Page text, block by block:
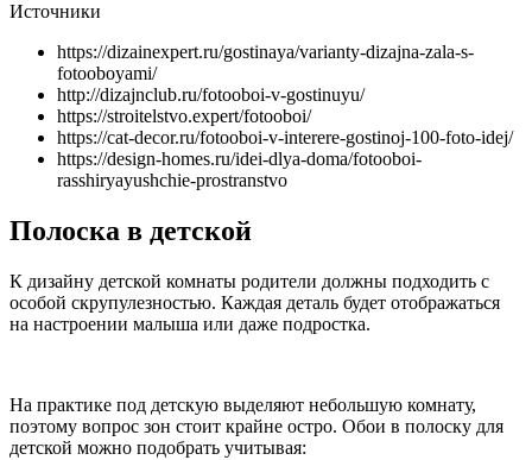
Источники
https://dizainexpert.ru/gostinaya/varianty-dizajna-zala-s-
fotooboyami/
http://dizajnclub.ru/fotooboi-v-gostinuyu/
https://stroitelstvo.expert/fotooboi/
https://cat-decor.ru/fotooboi-v-interere-gostinoj-100-foto-idej/
https://design-homes.ru/idei-dlya-doma/fotooboi-
rasshiryayushchie-prostranstvo
Полоска в детской
К дизайну детской комнаты родители должны подходить с
особой скрупулезностью. Каждая деталь будет отображаться
на настроении малыша или даже подростка.
На практике под детскую выделяют небольшую комнату,
поэтому вопрос зон стоит крайне остро. Обои в полоску для
детской можно подобрать учитывая: